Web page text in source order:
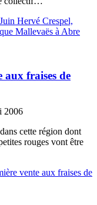
Hervé Crespel,
Mallevaës à Abre
fraises de
2006
cette région dont
rouges vont être
vente aux fraises de